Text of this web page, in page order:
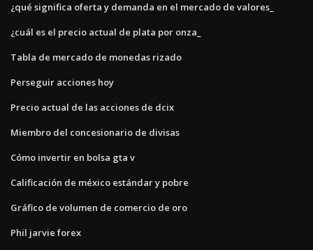
¿qué significa oferta y demanda en el mercado de valores_
¿cuál es el precio actual de plata por onza_
Tabla de mercado de monedas rizado
Perseguir acciones hoy
Precio actual de las acciones de dcix
Miembro del concesionario de divisas
Cómo invertir en bolsa gta v
Calificación de méxico estándar y pobre
Gráfico de volumen de comercio de oro
Phil jarvie forex